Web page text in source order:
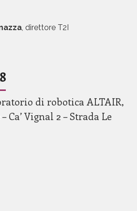
, direttore T2I
di robotica ALTAIR,
Ca’ Vignal 2 – Strada Le